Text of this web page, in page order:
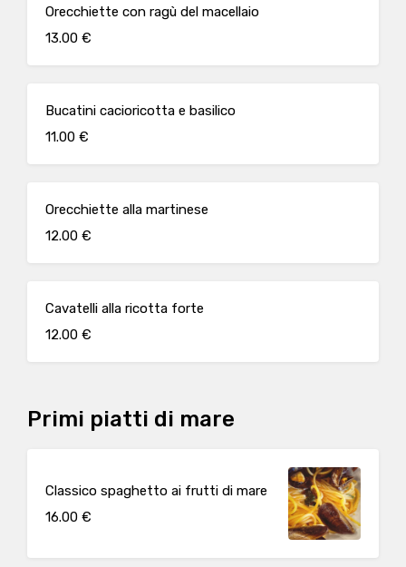
Orecchiette con ragù del macellaio
13.00 €
Bucatini cacioricotta e basilico
11.00 €
Orecchiette alla martinese
12.00 €
Cavatelli alla ricotta forte
12.00 €
Primi piatti di mare
Classico spaghetto ai frutti di mare
16.00 €